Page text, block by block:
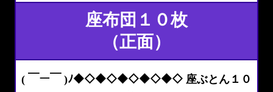
座布団１０枚
（正面）
( ￣ー￣ )ﾉ◆◇◆◇◆◇◆◇◆◇ 座ぶとん１０